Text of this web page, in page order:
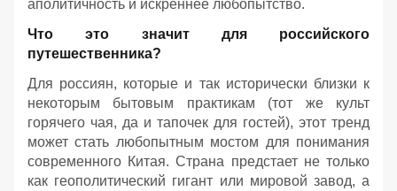
аполитичность и искреннее любопытство.
Что это значит для российского
путешественника?
Для россиян, которые и так исторически близки к
некоторым бытовым практикам (тот же культ
горячего чая, да и тапочек для гостей), этот тренд
может стать любопытным мостом для понимания
современного Китая. Страна предстает не только
как геополитический гигант или мировой завод, а